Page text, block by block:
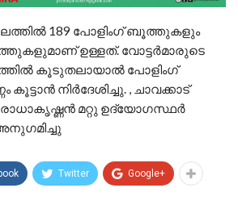
189 പോളിംഗ് ബൂത്തുകളും
ഉള്ളത്. വോട്ടർമാരുടെ
കൂടുതലായാൽ പോളിംഗ്
നിർദേശിച്ചു. , ചാവക്കാട്
രാധാകൃഷ്ണൻ മറ്റു ഉദ്യോഗസ്ഥർ
Twitter Google+